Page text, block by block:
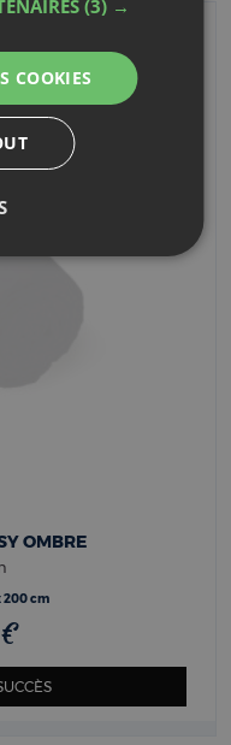
OMBRE
200 cm
€